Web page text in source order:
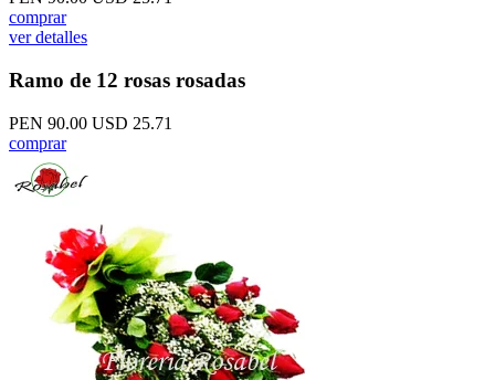
comprar
ver detalles
Ramo de 12 rosas rosadas
PEN 90.00 USD 25.71
comprar